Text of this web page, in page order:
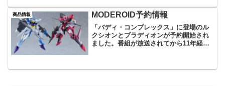
円】【20%OFF→3950円...
商品情報 MODEROID予約情報
「バディ・コンプレックス」に登場のル
クシオンとブラディオンが予約開始され
ました。番組が放送されてから11年経過